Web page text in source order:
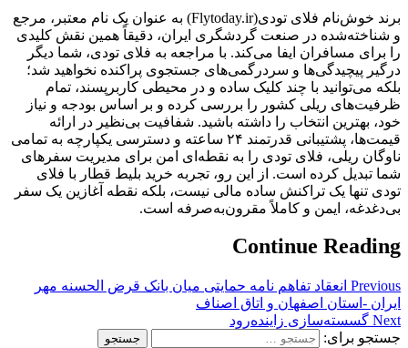
برند خوش‌نام فلای‌ تودی(Flytoday.ir) به عنوان یک نام معتبر، مرجع
و شناخته‌شده در صنعت گردشگری ایران، دقیقاً همین نقش کلیدی
را برای مسافران ایفا می‌کند. با مراجعه به فلای‌ تودی، شما دیگر
درگیر پیچیدگی‌ها و سردرگمی‌های جستجوی پراکنده نخواهید شد؛
بلکه می‌توانید با چند کلیک ساده و در محیطی کاربرپسند، تمام
ظرفیت‌های ریلی کشور را بررسی کرده و بر اساس بودجه و نیاز
خود، بهترین انتخاب را داشته باشید. شفافیت بی‌نظیر در ارائه
قیمت‌ها، پشتیبانی قدرتمند ۲۴ ساعته و دسترسی یکپارچه به تمامی
ناوگان ریلی، فلای‌ تودی را به نقطه‌ای امن برای مدیریت سفرهای
شما تبدیل کرده است. از این رو، تجربه خرید بلیط قطار با فلای‌
تودی تنها یک تراکنش ساده مالی نیست، بلکه نقطه آغازین یک سفر
بی‌دغدغه، ایمن و کاملاً مقرون‌به‌صرفه است.
Continue Reading
Previous انعقاد تفاهم نامه حمایتی میان بانک قرض الحسنه مهر
ایران -استان اصفهان و اتاق اصناف
Next گسسته‌سازی زاینده‌رود
جستجو برای: